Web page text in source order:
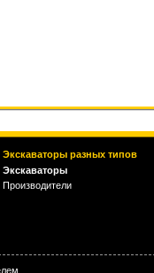
Экскаваторы разных типов
Экскаваторы
Производители